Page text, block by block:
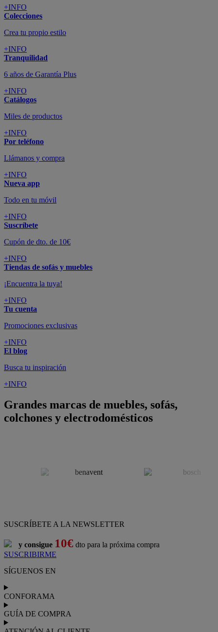
+INFO
Colecciones
Crea tu propio estilo
+INFO
Tranquilidad
6 años de Garantía Plus
+INFO
Catálogos
Miles de productos
+INFO
Por teléfono
Llámanos y compra
+INFO
Nueva app
Todo en tu móvil
+INFO
Suscríbete
Cupón de dto. de 10€
+INFO
Tiendas de sofás y muebles
¡Encuentra la tuya!
+INFO
Tu cuenta
Promociones exclusivas
+INFO
El blog
Busca tu inspiración
+INFO
Grandes marcas de muebles, sofás,
colchones y electrodomésticos
SUSCRÍBETE A LA NEWSLETTER
y consigue 10€ dto para la próxima compra
SUSCRIBIRME
SÍGUENOS EN
CONFORAMA
GUÍA DE COMPRA